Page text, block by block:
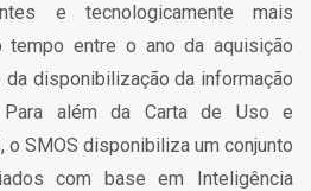
e tecnologicamente mais
tempo entre o ano da aquisição
disponibilização da informação
Para além da Carta de Uso e
o SMOS disponibiliza um conjunto
com base em Inteligência